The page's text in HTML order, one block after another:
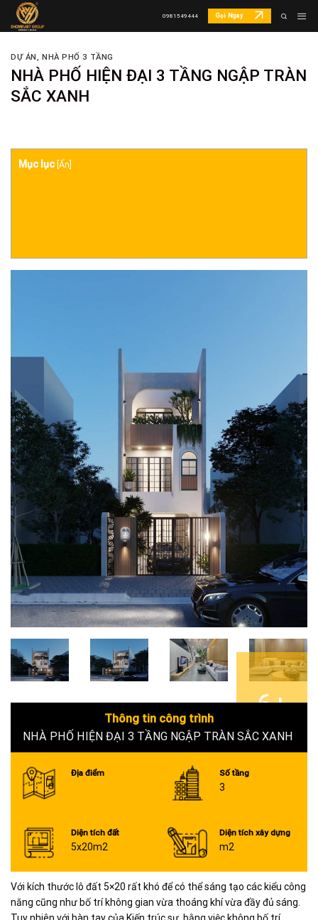
Skip
0981549444 Gọi Ngay
DỰ ÁN, NHÀ PHỐ 3 TẦNG
NHÀ PHỐ HIỆN ĐẠI 3 TẦNG NGẬP TRÀN
SẮC XANH
Mục lục Ẩn
6+
Thông tin công trình
NHÀ PHỐ HIỆN ĐẠI 3 TẦNG NGẬP TRÀN SẮC XANH
Địa điểm Số tầng
3
Diện tích đất
5x20m2
Diện tích xây dựng
m2
Với kích thước lô đất 5×20 rất khó để có thể sáng tạo các kiểu công
năng cũng như bố trí không gian vừa thoáng khí vừa đầy đủ sáng.
Tuy nhiên với bàn tay của Kiến trúc sư, bằng việc không bố trí